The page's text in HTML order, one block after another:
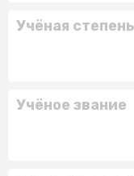
Учёная степень
Учёное звание